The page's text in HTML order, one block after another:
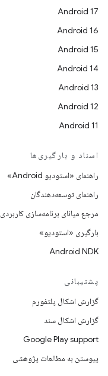
Android 17
Android 16
Android 15
Android 14
Android 13
Android 12
Android 11
اسناد و بارگیری‌ها
راهنمای «استودیو Android»
راهنمای توسعه‌دهندگان
مرجع میانای برنامه‌سازی کاربردی
بارگیری «استودیو»
Android NDK
پشتیبانی
گزارش اشکال پلتفورم
گزارش اشکال سند
Google Play support
پیوستن به مطالعات پژوهشی